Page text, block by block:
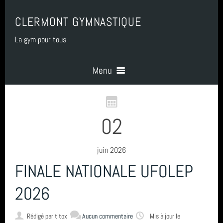
CLERMONT GYMNASTIQUE
La gym pour tous
Menu
Accueil
BENEVOLAT
COTISATIONS
02
juin 2026
FINALE NATIONALE UFOLEP
2026
Rédigé partitox Aucun commentaire
Mis à jour le